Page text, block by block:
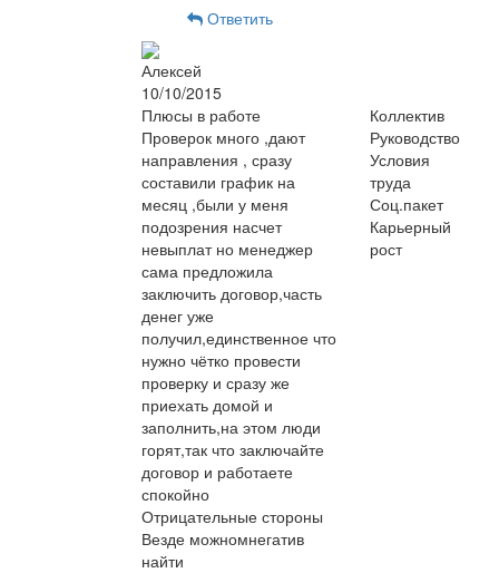
Ответить
Алексей
10/10/2015
Плюсы в работе
Проверок много ,дают
направления , сразу
составили график на
месяц ,были у меня
подозрения насчет
невыплат но менеджер
сама предложила
заключить договор,часть
денег уже
получил,единственное что
нужно чётко провести
проверку и сразу же
приехать домой и
заполнить,на этом люди
горят,так что заключайте
договор и работаете
спокойно
Отрицательные стороны
Везде можномнегатив
найти
Коллектив
Руководство
Условия
труда
Соц.пакет
Карьерный
рост